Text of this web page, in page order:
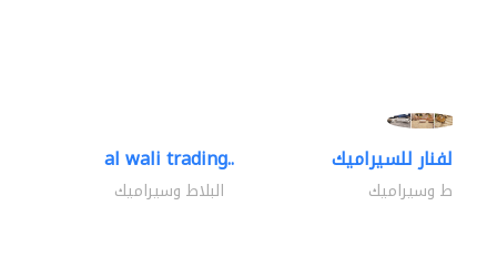
al wali trading..
البلاط وسيراميك البلاط وسيراميك